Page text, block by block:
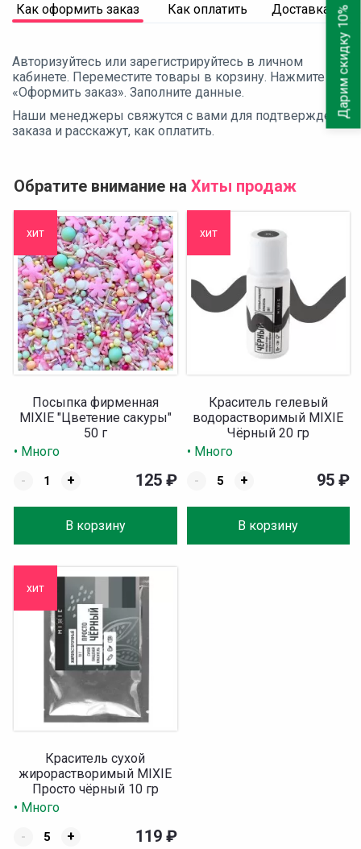
Как оформить заказ Как оплатить Доставка
Авторизуйтесь или зарегистрируйтесь в личном
кабинете. Переместите товары в корзину. Нажмите
«Оформить заказ». Заполните данные.
Наши менеджеры свяжутся с вами для подтверждения
заказа и расскажут, как оплатить.
Обратите внимание на Хиты продаж
хит
Посыпка фирменная
MIXIE "Цветение сакуры"
50 г
• Много
-
+
В корзину
125 ₽
хит
Краситель гелевый
водорастворимый MIXIE
Чёрный 20 гр
• Много
-
+
В корзину
95 ₽
хит
Краситель сухой
жирорастворимый MIXIE
Просто чёрный 10 гр
• Много
-
+ 119 ₽
Дарим скидку 10%